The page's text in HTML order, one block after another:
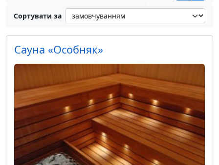
Сортувати за
Сауна «Особняк»